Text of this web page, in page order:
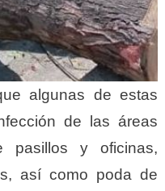
algunas de estas
de las áreas
pasillos y oficinas,
así como poda de